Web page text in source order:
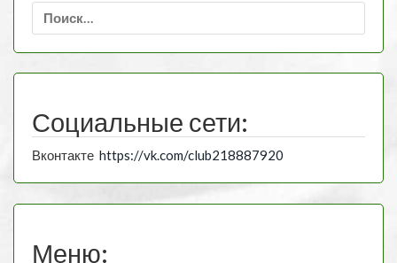
Социальные сети:
Вконтакте https://vk.com/club218887920
Меню: